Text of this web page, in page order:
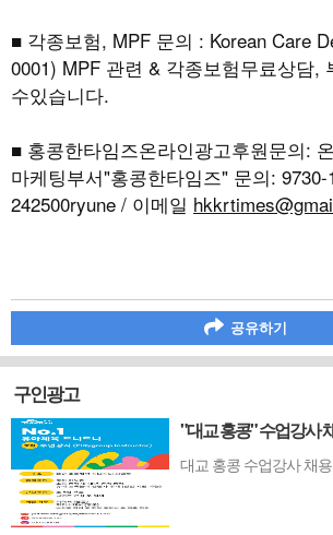
■ 각종보험, MPF 문의 : Korean Care
0001) MPF 관련 & 각종보험무료상담,
수있습니다.
■ 홍콩한타임즈온라인광고후원문의:
마케팅부서"홍콩한타임즈" 문의:
242500ryune / 이메일
공유하기
구인광고
"대교 홍콩" 수업강사
대교 홍콩 수업강사 채